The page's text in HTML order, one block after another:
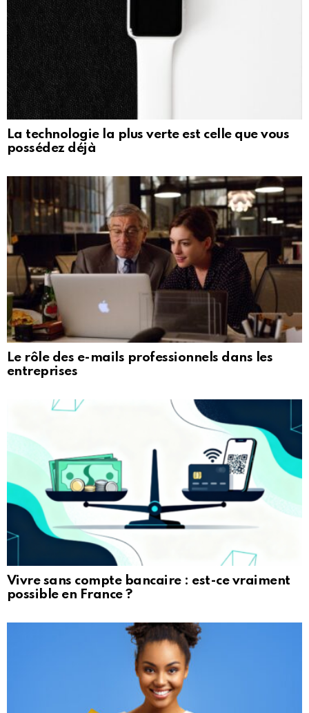
La technologie la plus verte est celle que vous
possédez déjà
Le rôle des e-mails professionnels dans les
entreprises
Vivre sans compte bancaire : est-ce vraiment
possible en France ?